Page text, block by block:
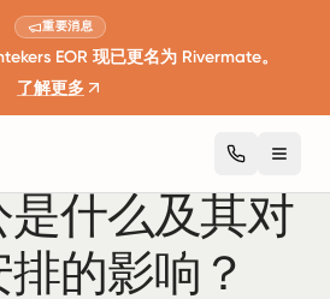
重要消息
EOR 现已更名为 Rivermate。
了解更多
什么及其对
的影响？